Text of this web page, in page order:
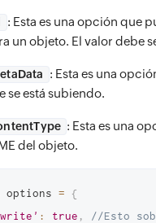
: Esta es una opción que
un objeto. El valor debe
: Esta es una
se está subiendo.
: Esta es una
del objeto.
options =
{
: true ,
//Esto